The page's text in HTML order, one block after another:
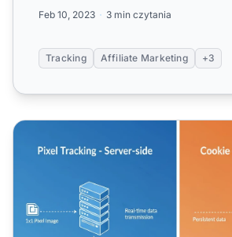
Feb 10, 2023 3 min czytania
Tracking Affiliate Marketing +3
Śledzenie za pomocą piksela a